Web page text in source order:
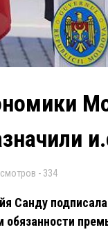
- 334
Санду